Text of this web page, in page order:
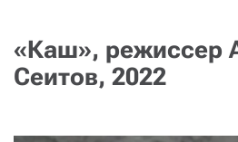
«Каш», режиссер
Сеитов, 2022